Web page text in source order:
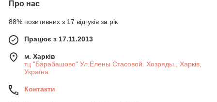
Про нас
88% позитивних з 17 відгуків за рік
Працює з 17.11.2013
м. Харків
тц "Барабашово" Ул.Елены Стасовой. Хозряды., Харків,
Україна
Контакти